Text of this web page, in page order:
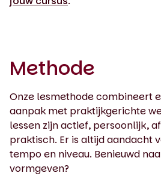
Methode
Onze lesmethode combineert
aanpak met praktijkgerichte
lessen zijn actief, persoonlijk,
praktisch. Er is altijd aandacht
tempo en niveau. Benieuwd
vormgeven?